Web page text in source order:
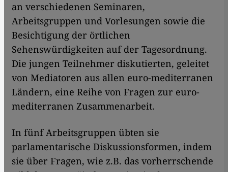
an verschiedenen Seminaren,
Arbeitsgruppen und Vorlesungen sowie die
Besichtigung der örtlichen
Sehenswürdigkeiten auf der Tagesordnung.
Die jungen Teilnehmer diskutierten, geleitet
von Mediatoren aus allen euro-mediterranen
Ländern, eine Reihe von Fragen zur euro-
mediterranen Zusammenarbeit.
In fünf Arbeitsgruppen übten sie
parlamentarische Diskussionsformen, indem
sie über Fragen, wie z.B. das vorherrschende